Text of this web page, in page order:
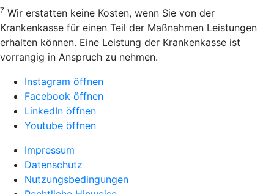
7 Wir erstatten keine Kosten, wenn Sie von der
Krankenkasse für einen Teil der Maßnahmen Leistungen
erhalten können. Eine Leistung der Krankenkasse ist
vorrangig in Anspruch zu nehmen.
Instagram öffnen
Facebook öffnen
LinkedIn öffnen
Youtube öffnen
Impressum
Datenschutz
Nutzungsbedingungen